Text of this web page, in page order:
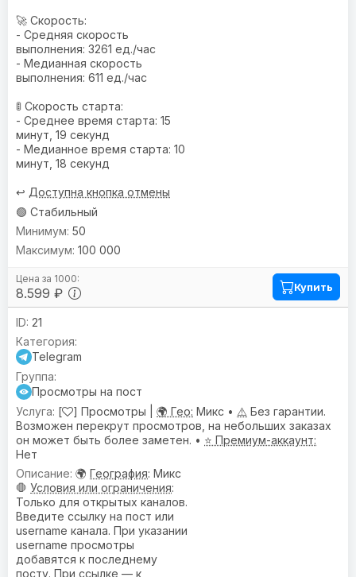
🚀 Скорость:
- Средняя скорость
выполнения: 3261 ед./час
- Медианная скорость
выполнения: 611 ед./час
🚦 Скорость старта:
- Среднее время старта: 15
минут, 19 секунд
- Медианное время старта: 10
минут, 18 секунд
↩️ Доступна кнопка отмены
🟢 Стабильный
8.599 ₽
50
100 000
Купить
21
Telegram
Просмотры на пост
[
] Просмотры | 🌍 Гео: Микс • ⚠️ Без гарантии.
Возможен перекрут просмотров, на небольших заказах
он может быть более заметен. • ⭐ Премиум-аккаунт:
Нет
🌍 География: Микс
🛑 Условия или ограничения:
Только для открытых каналов.
Введите ссылку на пост или
username канала. При указании
username просмотры
добавятся к последнему
посту. При ссылке — к